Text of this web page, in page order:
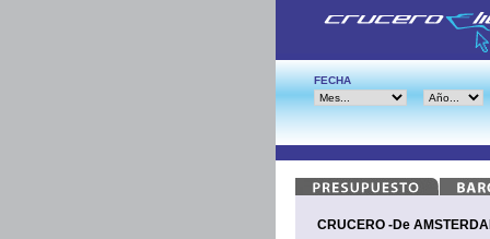
FECHA
CRUCERO -De